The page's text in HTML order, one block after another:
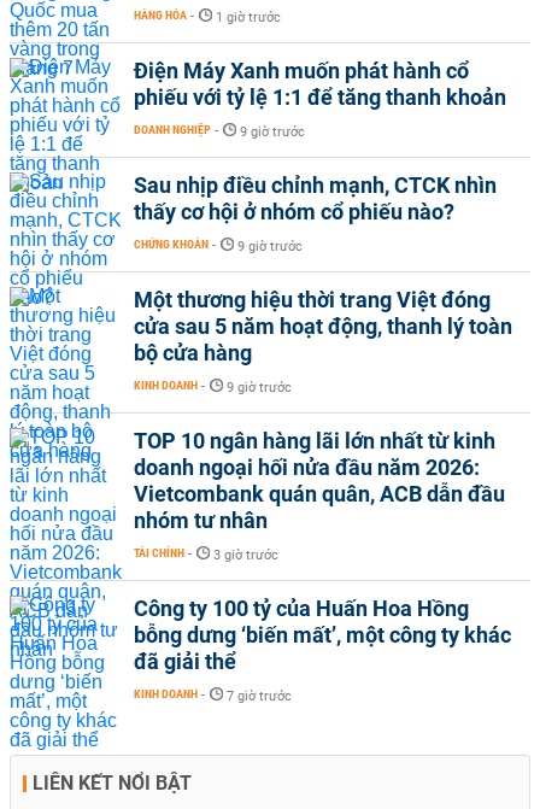
HÀNG HÓA - 1 giờ trước
Điện Máy Xanh muốn phát hành cổ
phiếu với tỷ lệ 1:1 để tăng thanh khoản
DOANH NGHIỆP - 9 giờ trước
Sau nhịp điều chỉnh mạnh, CTCK nhìn
thấy cơ hội ở nhóm cổ phiếu nào?
CHỨNG KHOÁN - 9 giờ trước
Một thương hiệu thời trang Việt đóng
cửa sau 5 năm hoạt động, thanh lý toàn
bộ cửa hàng
KINH DOANH - 9 giờ trước
TOP 10 ngân hàng lãi lớn nhất từ kinh
doanh ngoại hối nửa đầu năm 2026:
Vietcombank quán quân, ACB dẫn đầu
nhóm tư nhân
TÀI CHÍNH - 3 giờ trước
Công ty 100 tỷ của Huấn Hoa Hồng
bỗng dưng ‘biến mất’, một công ty khác
đã giải thể
KINH DOANH - 7 giờ trước
LIÊN KẾT NỔI BẬT